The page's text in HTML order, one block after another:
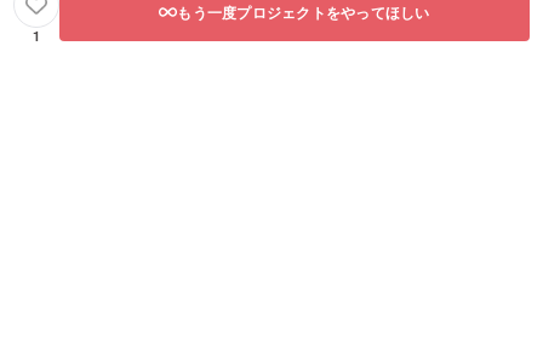
1
もう一度プロジェクトをやってほしい